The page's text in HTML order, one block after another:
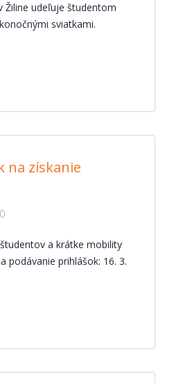
Žiline udeľuje študentom
sviatkami.
na získanie
a krátke mobility
podávanie prihlášok: 16. 3.